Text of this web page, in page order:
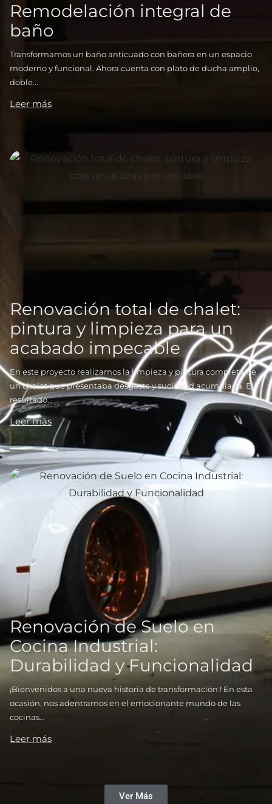
Remodelación integral de
baño
Transformamos un baño anticuado con bañera en un espacio
moderno y funcional. Ahora cuenta con plato de ducha amplio,
doble...
Leer más
Renovación total de chalet:
pintura y limpieza para un
acabado impecable
En este proyecto realizamos la limpieza y pintura completa de
un chalet que presentaba desgaste y suciedad acumulada. El
resultado...
Leer más
Renovación de Suelo en
Cocina Industrial:
Durabilidad y Funcionalidad
¡Bienvenidos a una nueva historia de transformación ! En esta
ocasión, nos adentramos en el emocionante mundo de las
cocinas...
Leer más
Ver Más